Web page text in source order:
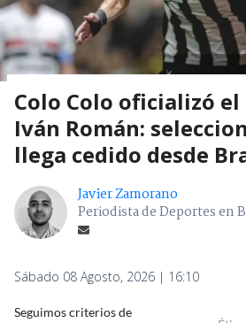
Colo Colo oficializó
Iván Román:
llega cedido desde
Javier Zamorano
Periodista de Deportes en
Sábado 08 Agosto, 2026 | 16:10
Seguimos criterios de